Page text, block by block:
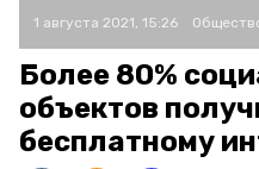
1 августа 2021, 15:26
Более 80%
объектов
бесплатному